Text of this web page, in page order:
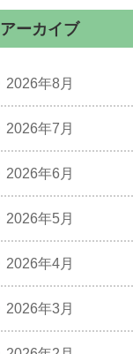
アーカイブ
2026年8月
2026年7月
2026年6月
2026年5月
2026年4月
2026年3月